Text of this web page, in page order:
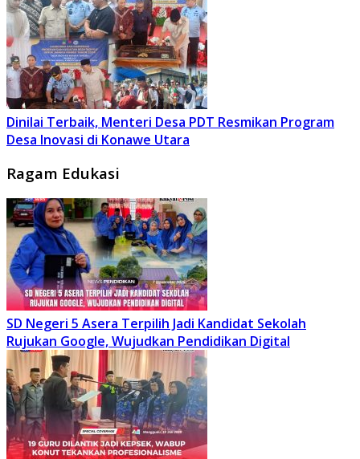
Dinilai Terbaik, Menteri Desa PDT Resmikan Program
Desa Inovasi di Konawe Utara
Ragam Edukasi
SD Negeri 5 Asera Terpilih Jadi Kandidat Sekolah
Rujukan Google, Wujudkan Pendidikan Digital